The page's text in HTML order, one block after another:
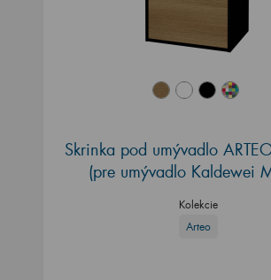
Skrinka pod umývadlo
(pre umývadlo Kaldewei
Kolekcie
Arteo